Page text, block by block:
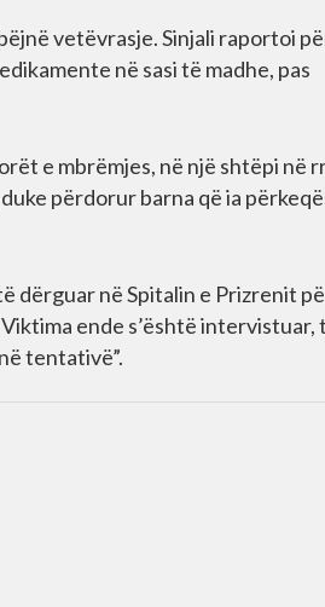
vetëvrasje. Sinjali raportoi
në sasi të madhe, pas
e mbrëmjes, në një shtëpi në
përdorur barna që ia
dërguar në Spitalin e Prizrenit
ende s’është intervistuar,
tentativë”.